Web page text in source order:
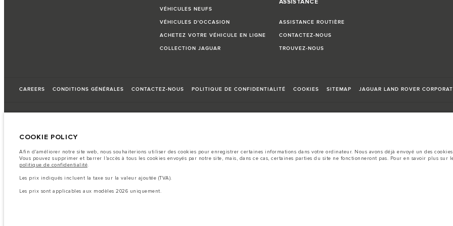
VÉHICULES NEUFS
VÉHICULES D'OCCASION
ACHETEZ VOTRE VÉHICULE EN LIGNE
COLLECTION JAGUAR
ASSISTANCE
ASSISTANCE ROUTIÈRE
CONTACTEZ-NOUS
TROUVEZ-NOUS
CAREERS CONDITIONS GÉNÉRALES CONTACTEZ-NOUS POLITIQUE DE CONFIDENTIALITÉ COOKIES SITEMAP JAGUAR LAND ROVER
Les données, les caractéristiques techniques et les couleurs publiées sur le configurateur peuvent varier d'un marché à l'autre et ne comprennent pas de prix. Veuillez
Remarque importante sur les images et les spécifications.
s’avère très fluctuante, et par conséquent, les images utilisées actuellement sur le site Web peuvent ne pas refléter entièrement les spécifications actuelles en ce qui
Veuillez consulter votre concessionnaire pour avoir confirmation des restrictions actuelles et faire un choix éclairé
COOKIE POLICY
Afin d'améliorer notre site web, nous souhaiterions utiliser des cookies pour enregistrer certaines informations dans votre ordinateur. Nous avons déjà envoyé un des
Vous pouvez supprimer et barrer l'accès à tous les cookies envoyés par notre site, mais, dans ce cas, certaines parties du site ne fonctionneront pas. Pour en savoir plus sur
politique de confidentialité.
Les prix indiqués incluent la taxe sur la valeur ajoutée (TVA).
Les prix sont applicables aux modèles 2026 uniquement.